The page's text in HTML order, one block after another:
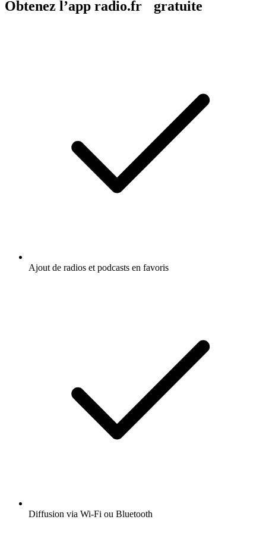
Obtenez l’app radio.fr gratuite
Ajout de radios et podcasts en favoris
Diffusion via Wi-Fi ou Bluetooth